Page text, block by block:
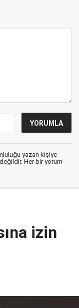
yazan kişiye
Her bir yorum
izin